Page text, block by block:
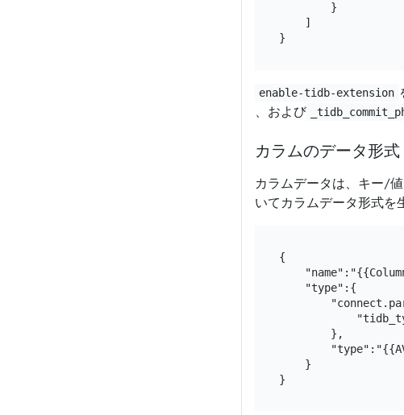
        }
    ]
enable-tidb-extension
、および
カラムのデータ形式
カラムデータは、キー/
いてカラムデータ形式を
{
    "type":{
        },
    }